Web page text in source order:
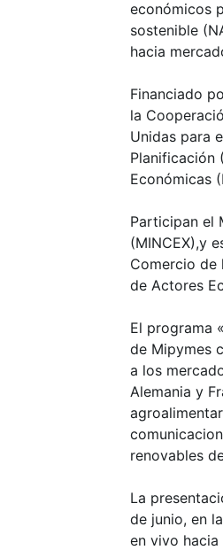
económicos
sostenible
hacia
Financiado
la
Unidas para
Planificación
Económicas
Participan el
(MINCEX),y
Comercio de
de Actores
El programa
de Mipymes
a los
Alemania y
renovables
La
de junio, en
en vivo